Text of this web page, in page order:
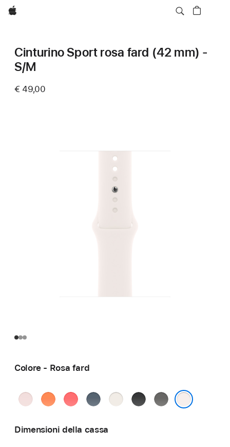
Apple
Cinturino Sport rosa fard (42 mm) -
S/M
€ 49,00
Colore - Rosa fard
Rosa
Mandarino
Rosa
Blu
GalassiaNero
Grigio
Dimensioni della cassa